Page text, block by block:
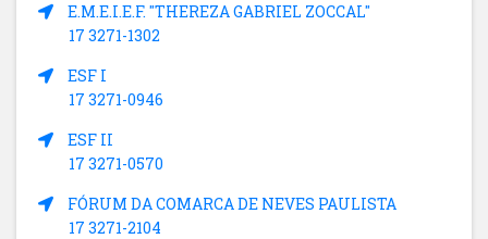
E.M.E.I.E.F. "THEREZA GABRIEL ZOCCAL"
17 3271-1302
ESF I
17 3271-0946
ESF II
17 3271-0570
FÓRUM DA COMARCA DE NEVES PAULISTA
17 3271-2104